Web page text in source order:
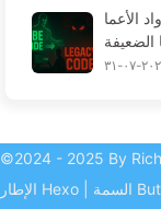
41% من رواد الأعما
الضعيفة
تؤدي لمعاناة الموظفين — تعلم الذكاء الاصطناعي ببطء 1
٠٧-٣١
©2024 - 2025 By
Hexo